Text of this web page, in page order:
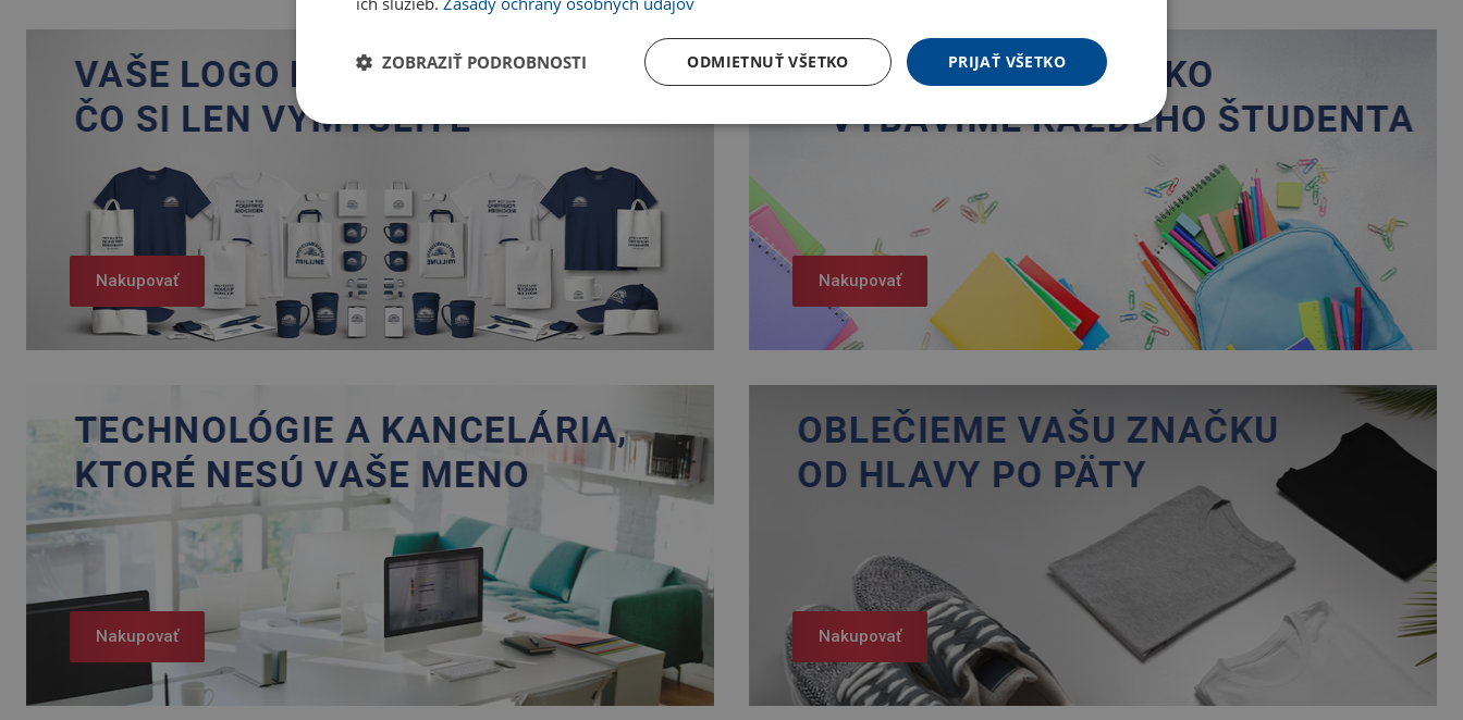
Nakupovať Nakupovať
Nakupovať Nakupovať
PRIJAŤ VŠETKO
ODMIETNUŤ VŠETKO
ZOBRAZIŤ PODROBNOSTI